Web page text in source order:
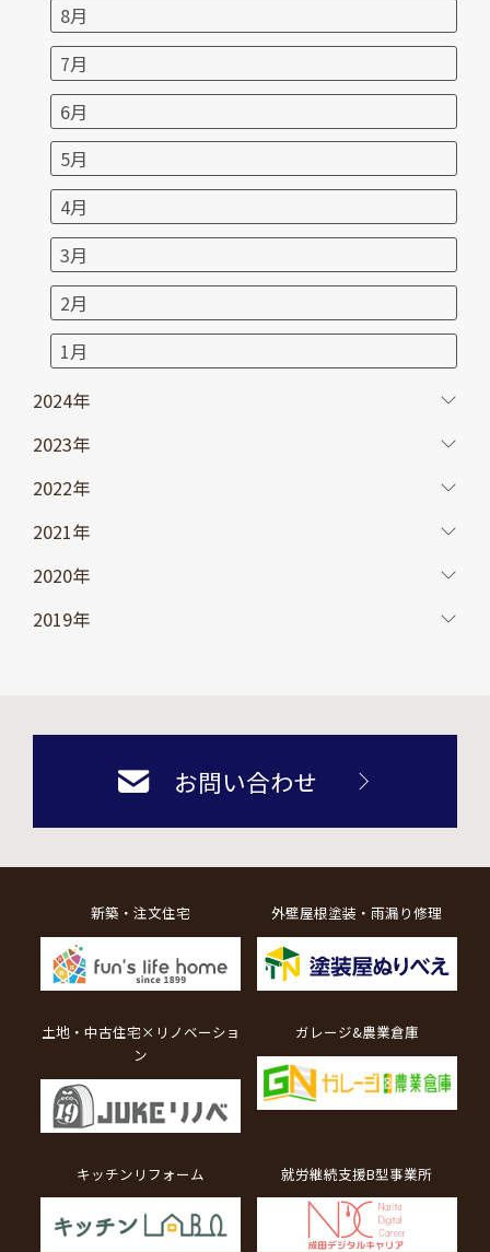
8月
7月
6月
5月
4月
3月
2月
1月
2024年
2023年
2022年
2021年
2020年
2019年
お問い合わせ
新築・注文住宅 外壁屋根塗装・雨漏り修理
土地・中古住宅×リノベーショ
ン
ガレージ&農業倉庫
キッチンリフォーム 就労継続支援B型事業所